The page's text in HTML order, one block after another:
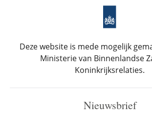
Deze website is mede mogelijk
Ministerie van Binnenlandse
Koninkrijksrelaties.
Nieuwsbrief